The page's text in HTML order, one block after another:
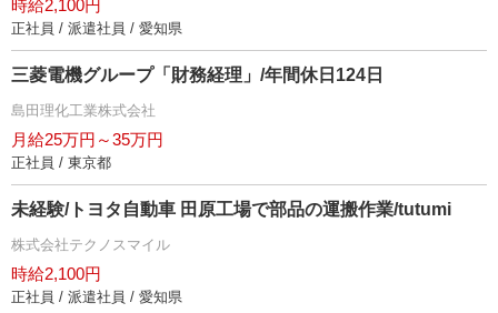
時給2,100円
正社員 / 派遣社員 / 愛知県
三菱電機グループ「財務経理」/年間休日124日
島田理化工業株式会社
月給25万円～35万円
正社員 / 東京都
未経験/トヨタ自動車 田原工場で部品の運搬作業/tutumi
株式会社テクノスマイル
時給2,100円
正社員 / 派遣社員 / 愛知県